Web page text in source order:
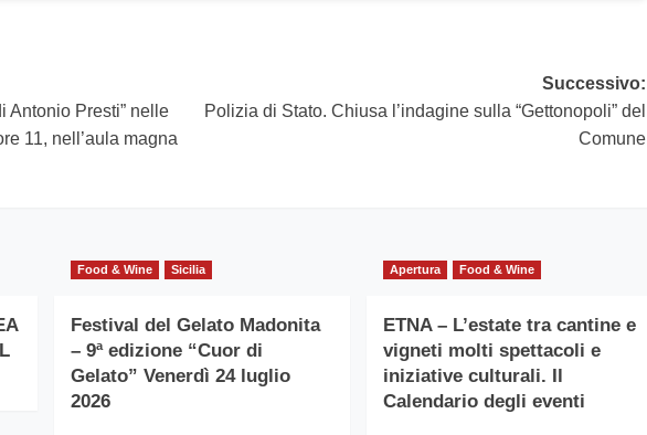
Antonio Presti” nelle
11, nell’aula magna
Successivo:
Polizia di Stato. Chiusa l’indagine sulla “Gettonopoli” del
Comune
Food & Wine Sicilia
Festival del Gelato Madonita
– 9ª edizione “Cuor di
Gelato” Venerdì 24 luglio
2026
Apertura Food & Wine
ETNA – L’estate tra cantine e
vigneti molti spettacoli e
iniziative culturali. Il
Calendario degli eventi